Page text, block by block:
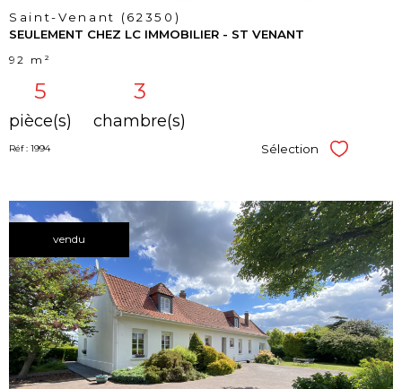
Saint-Venant (62350)
SEULEMENT CHEZ LC IMMOBILIER - ST VENANT
92 m²
5
pièce(s)
3
chambre(s)
Réf : 1994 Sélection Sélectionner
vendu
voir le
bien